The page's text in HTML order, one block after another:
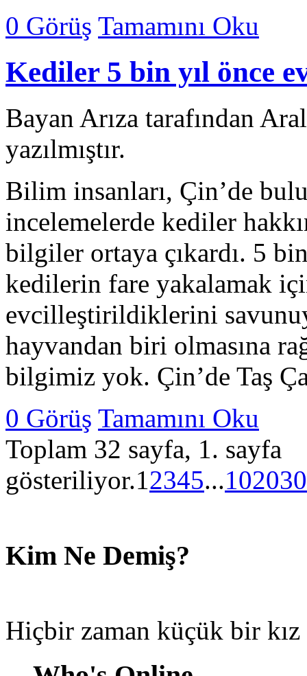
0 Görüş Tamamını Oku
Kediler 5 bin yıl önce
Bayan Arıza tarafından
yazılmıştır.
Bilim insanları, Çin’de
incelemelerde kediler
bilgiler ortaya çıkardı. 5
kedilerin fare yakalamak
evcilleştirildiklerini
hayvandan biri olmasına
bilgimiz yok. Çin’de Taş
0 Görüş Tamamını Oku
Toplam 32 sayfa, 1. sayfa
gösteriliyor.12345...102030
Kim Ne Demiş?
Hiçbir zaman küçük bir